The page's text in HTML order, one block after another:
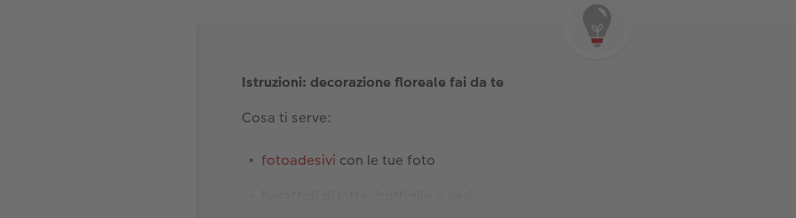
Istruzioni: decorazione floreale fai da te
Cosa ti serve:
fotoadesivi con le tue foto